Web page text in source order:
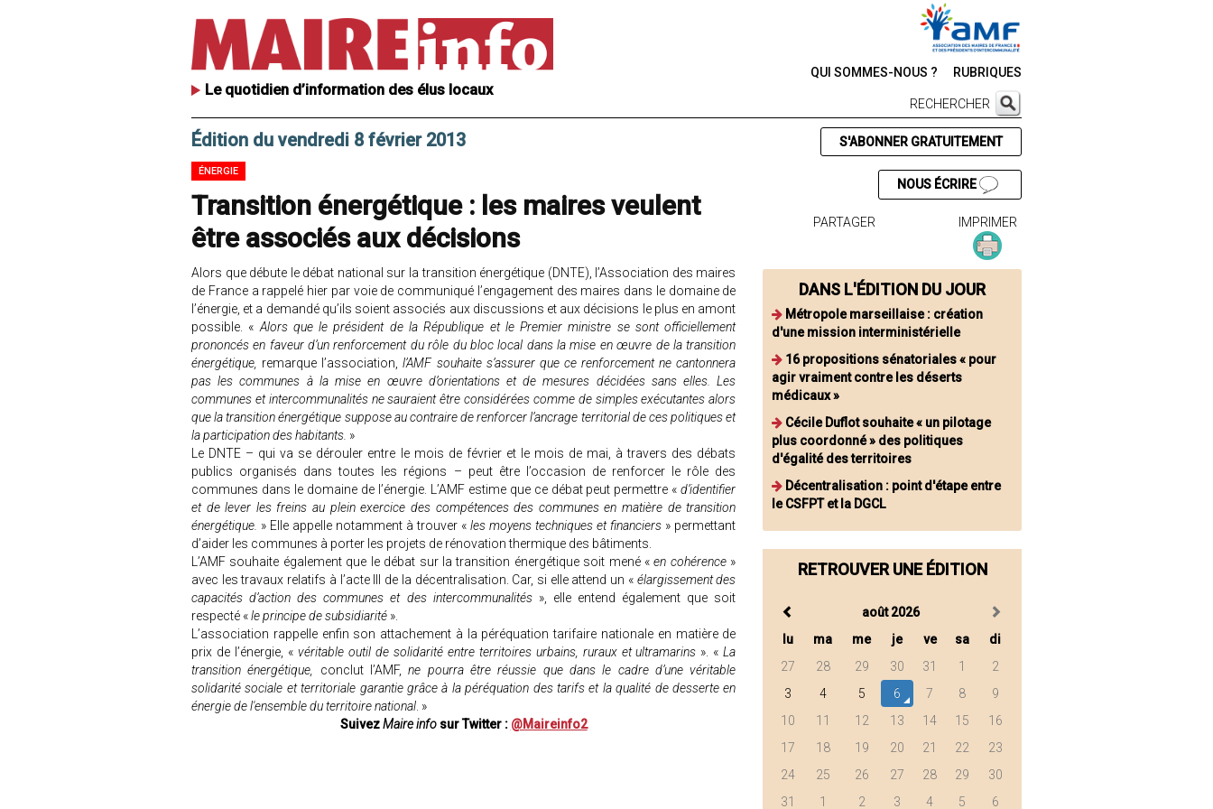
Le quotidien d’information des élus locaux
QUI SOMMES-NOUS ? RUBRIQUES
RECHERCHER
Édition du vendredi 8 février 2013
ÉNERGIE
Transition énergétique : les maires veulent
être associés aux décisions
Alors que débute le débat national sur la transition énergétique (DNTE), l’Association des maires
de France a rappelé hier par voie de communiqué l’engagement des maires dans le domaine de
l’énergie, et a demandé qu’ils soient associés aux discussions et aux décisions le plus en amont
possible. « Alors que le président de la République et le Premier ministre se sont officiellement
prononcés en faveur d’un renforcement du rôle du bloc local dans la mise en œuvre de la transition
énergétique, remarque l’association, l’AMF souhaite s’assurer que ce renforcement ne cantonnera
pas les communes à la mise en œuvre d’orientations et de mesures décidées sans elles. Les
communes et intercommunalités ne sauraient être considérées comme de simples exécutantes alors
que la transition énergétique suppose au contraire de renforcer l’ancrage territorial de ces politiques et
la participation des habitants. »
Le DNTE – qui va se dérouler entre le mois de février et le mois de mai, à travers des débats
publics organisés dans toutes les régions – peut être l’occasion de renforcer le rôle des
communes dans le domaine de l’énergie. L’AMF estime que ce débat peut permettre «d’identifier
et de lever les freins au plein exercice des compétences des communes en matière de transition
énergétique. » Elle appelle notamment à trouver «les moyens techniques et financiers » permettant
d’aider les communes à porter les projets de rénovation thermique des bâtiments.
L’AMF souhaite également que le débat sur la transition énergétique soit mené «en cohérence »
avec les travaux relatifs à l’acte III de la décentralisation. Car, si elle attend un « élargissement des
capacités d’action des communes et des intercommunalités », elle entend également que soit
respecté «le principe de subsidiarité ».
L’association rappelle enfin son attachement à la péréquation tarifaire nationale en matière de
prix de l’énergie, « véritable outil de solidarité entre territoires urbains, ruraux et ultramarins ». «La
transition énergétique, conclut l’AMF, ne pourra être réussie que dans le cadre d’une véritable
solidarité sociale et territoriale garantie grâce à la péréquation des tarifs et la qualité de desserte en
énergie de l'ensemble du territoire national . »
SuivezMaire infosur Twitter : @Maireinfo2
S'ABONNER GRATUITEMENT
NOUS ÉCRIRE
PARTAGER IMPRIMER
DANS L'ÉDITION DU JOUR
Métropole marseillaise : création
d'une mission interministérielle
16 propositions sénatoriales « pour
agir vraiment contre les déserts
médicaux »
Cécile Duflot souhaite « un pilotage
plus coordonné » des politiques
d'égalité des territoires
Décentralisation : point d'étape entre
le CSFPT et la DGCL
RETROUVER UNE ÉDITION
août 2026
lu
ma me je ve sa
di
27
28 29 30 31 1
2
3
4 5 6 7 8
9
10
11 12 13 14 15
16
17
18 19 20 21 22
23
24
25 26 27 28 29
30
31
1 2 3 4 5 6